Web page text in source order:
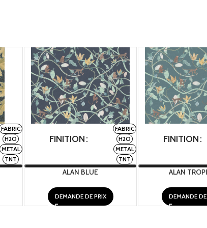
FABRIC
H2O
METAL
TNT
FINITION
FABRIC
H2O
METAL
TNT
ALAN BLUE
DEMANDE DE PRIX
FINITION
ALAN
DEMANDE DE